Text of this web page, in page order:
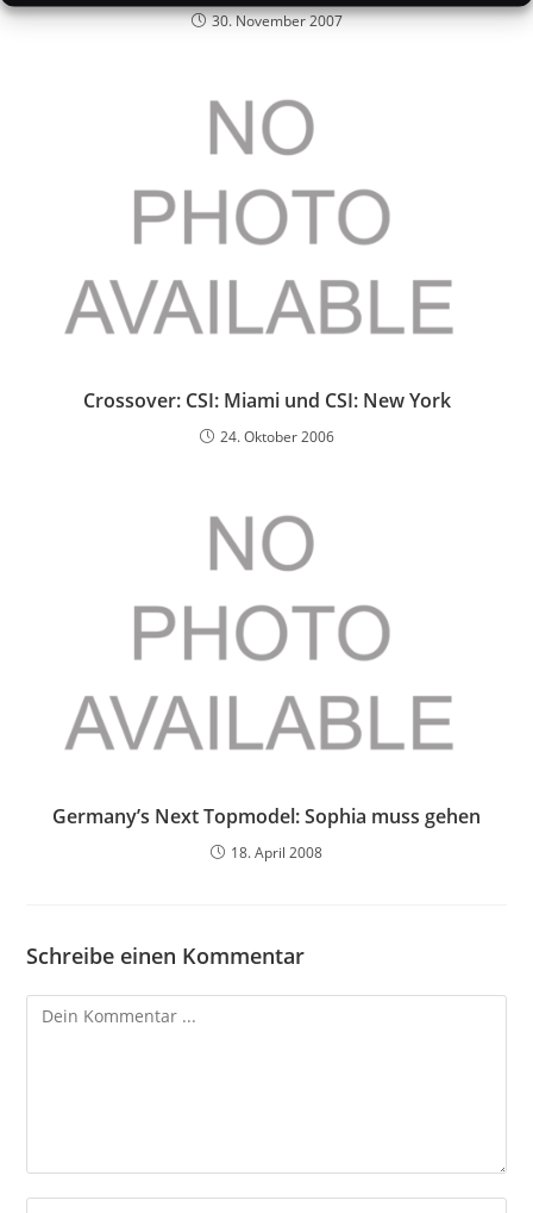
30. November 2007
Crossover: CSI: Miami und CSI: New York
24. Oktober 2006
Germany’s Next Topmodel: Sophia muss gehen
18. April 2008
Schreibe einen Kommentar
Kommentieren